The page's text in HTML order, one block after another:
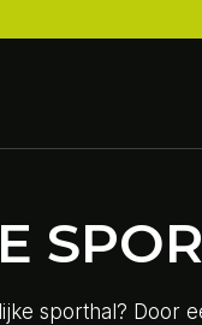
sporthal? Door